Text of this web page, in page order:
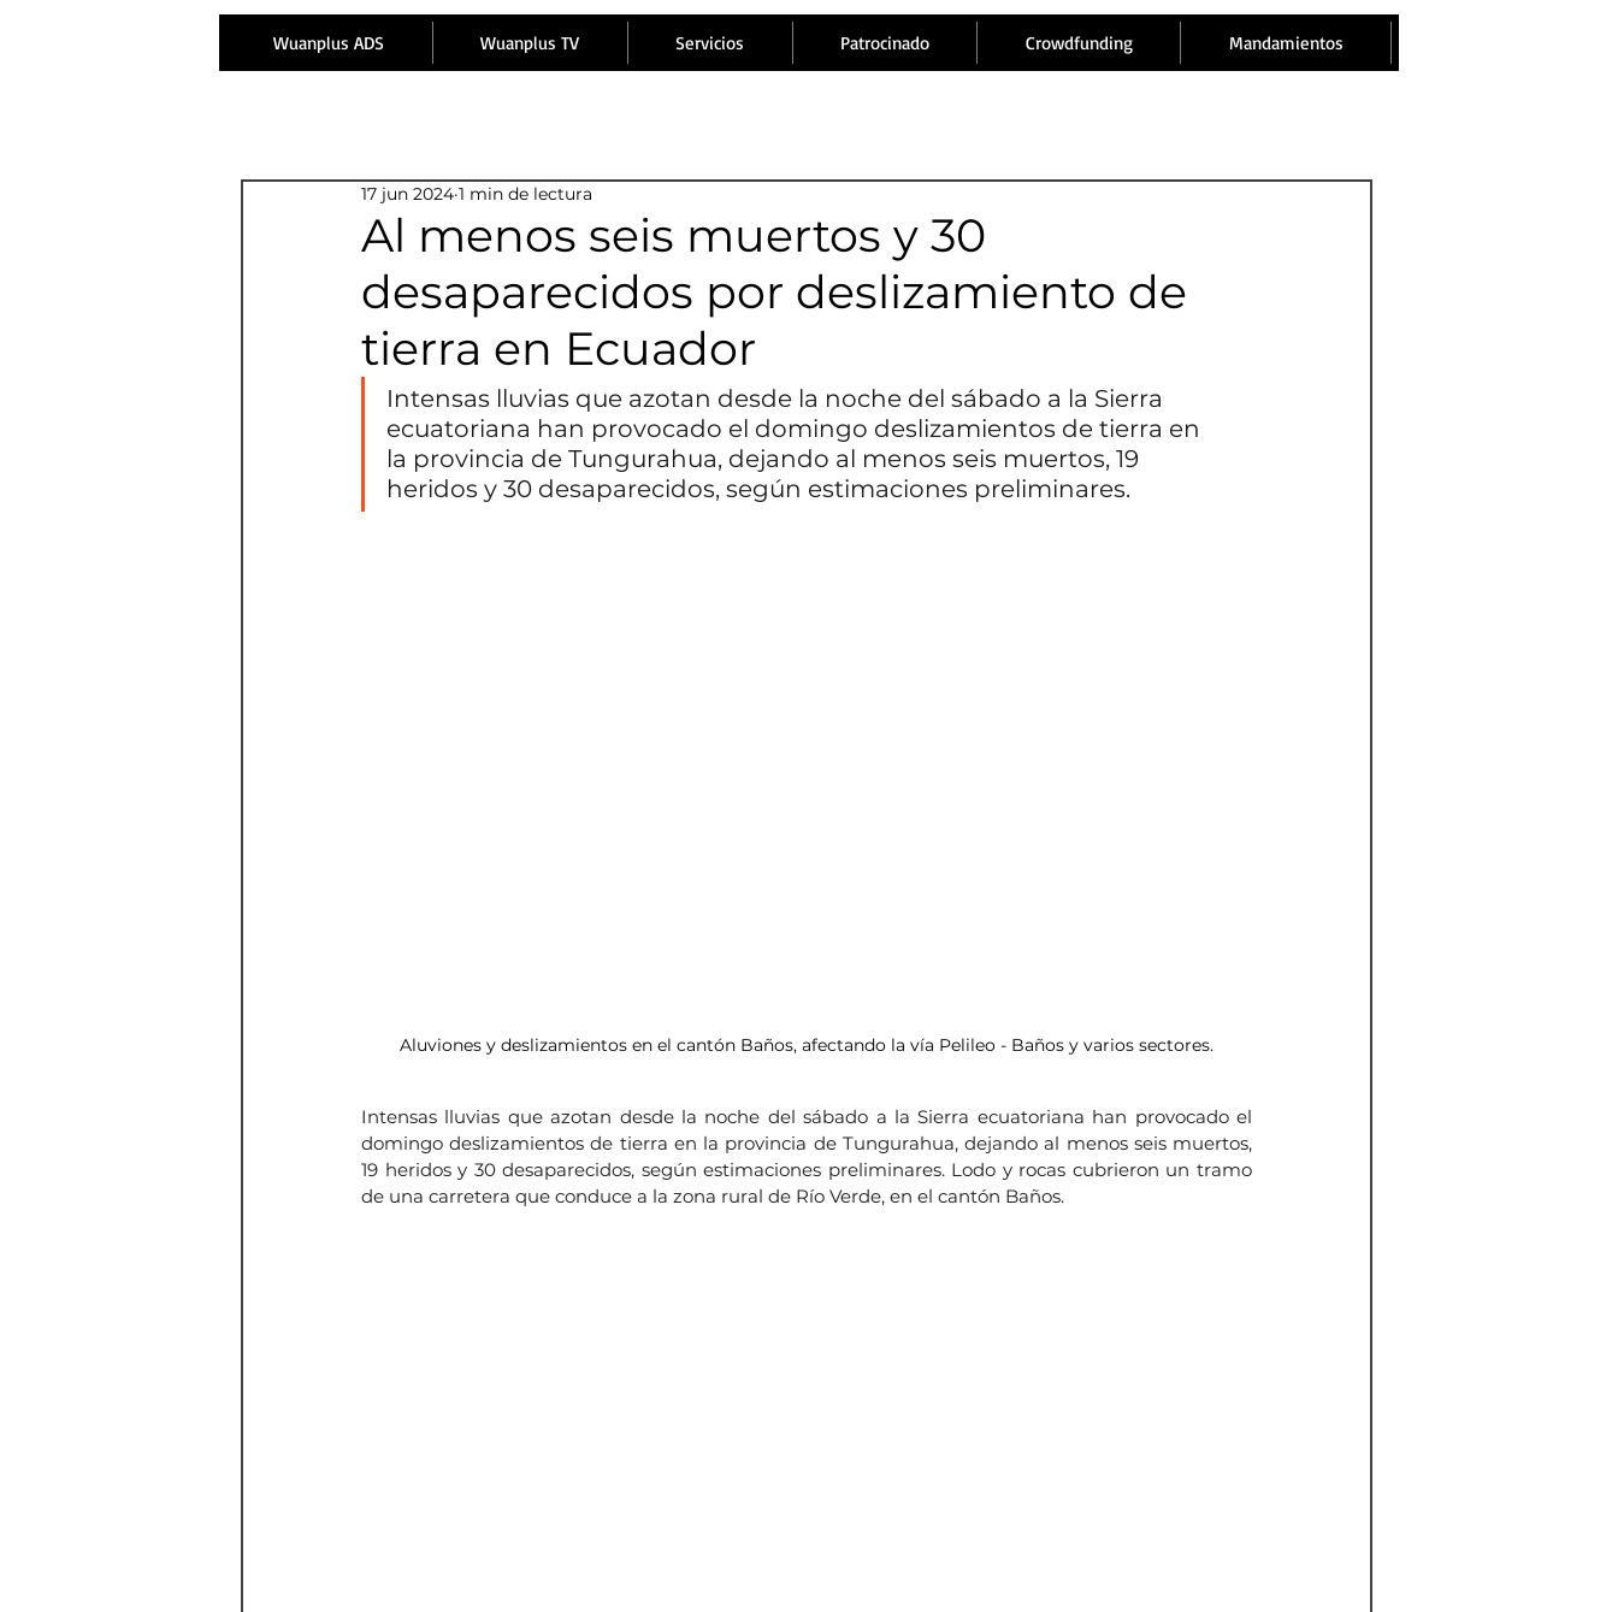
Wuanplus ADS Wuanplus TV Servicios Patrocinado Crowdfunding Mandamientos
Al menos seis muertos y 30
desaparecidos por deslizamiento de
tierra en Ecuador
17 jun 2024 1 min de lectura
Intensas lluvias que azotan desde la noche del sábado a la Sierra
ecuatoriana han provocado el domingo deslizamientos de tierra en
la provincia de Tungurahua, dejando al menos seis muertos, 19
heridos y 30 desaparecidos, según estimaciones preliminares.
Aluviones y deslizamientos en el cantón Baños, afectando la vía Pelileo - Baños y varios sectores.
Intensas lluvias que azotan desde la noche del sábado a la Sierra ecuatoriana han provocado el
domingo deslizamientos de tierra en la provincia de Tungurahua, dejando al menos seis muertos,
19 heridos y 30 desaparecidos, según estimaciones preliminares. Lodo y rocas cubrieron un tramo
de una carretera que conduce a la zona rural de Río Verde, en el cantón Baños.